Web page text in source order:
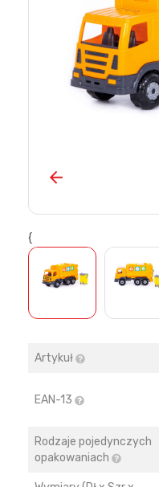
{
Artykuł
EAN-13
Rodzaje pojedynczych
opakowaniach